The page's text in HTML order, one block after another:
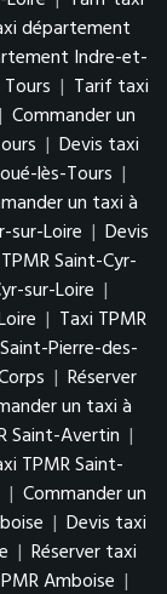
département
Indre-et-
| Tarif taxi
| Commander un
| Devis taxi
lès-Tours |
un taxi à
sur-Loire | Devis
Saint-Cyr-
sur-Loire |
| Taxi TPMR
Pierre-des-
| Réserver
un taxi à
Saint-Avertin |
TPMR Saint-
| Commander un
| Devis taxi
| Réserver taxi
Amboise |